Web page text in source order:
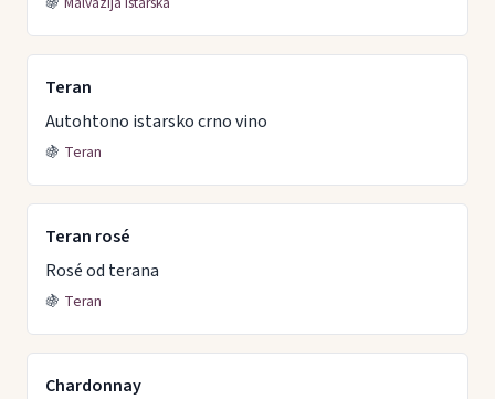
Teran
Autohtono istarsko crno vino
🍇 Teran
Teran rosé
Rosé od terana
🍇 Teran
Chardonnay